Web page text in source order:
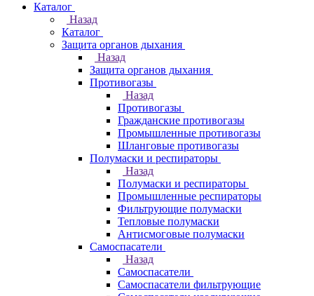
Каталог
Назад
Каталог
Защита органов дыхания
Назад
Защита органов дыхания
Противогазы
Назад
Противогазы
Гражданские противогазы
Промышленные противогазы
Шланговые противогазы
Полумаски и респираторы
Назад
Полумаски и респираторы
Промышленные респираторы
Фильтрующие полумаски
Тепловые полумаски
Антисмоговые полумаски
Самоспасатели
Назад
Самоспасатели
Самоспасатели фильтрующие